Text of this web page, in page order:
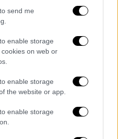
send me
enable storage
on web or
enable storage
the website or app.
enable storage
το δικό της εθνικό
εξήγησε,
θέλει επίσης να
με τις ΗΠΑ και ότι
απαραίτητοι
να αγοράσει
εκσυγχρονισμού από
Τούρκος ΥΠΕΞ,